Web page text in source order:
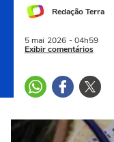
Redação Terra
5 mai 2026 - 04h59
Exibir comentários